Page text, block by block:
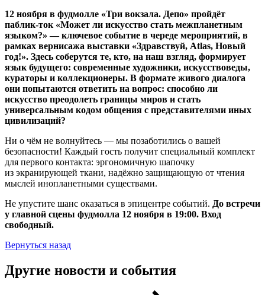
12 ноября в фудмолле «Три вокзала. Депо» пройдёт
паблик‑ток «Может ли искусство стать межпланетным
языком?» — ключевое событие в череде мероприятий, в
рамках вернисажа выставки «Здравствуй, Atlas, Новый
год!». Здесь соберутся те, кто, на наш взгляд, формирует
язык будущего: современные художники, искусствоведы,
кураторы и коллекционеры. В формате живого диалога
они попытаются ответить на вопрос: способно ли
искусство преодолеть границы миров и стать
универсальным кодом общения с представителями иных
цивилизаций?
Ни о чём не волнуйтесь — мы позаботились о вашей
безопасности! Каждый гость получит специальный комплект
для первого контакта: эргономичную шапочку
из экранирующей ткани, надёжно защищающую от чтения
мыслей инопланетными существами.
Не упустите шанс оказаться в эпицентре событий. До встречи
у главной сцены фудмолла 12 ноября в 19:00. Вход
свободный.
Вернуться назад
Другие новости и события